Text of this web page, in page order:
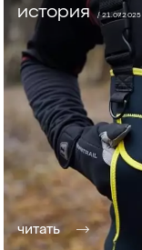
история/ 21.07.2025
читать